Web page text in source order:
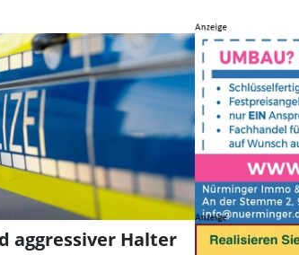
aggressiver Halter